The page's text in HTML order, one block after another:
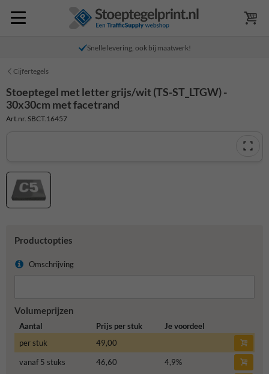
Snelle levering, ook bij maatwerk!
Cijfertegels
Stoeptegel met letter grijs/wit (TS-ST_LTGW) -
30x30cm met facetrand
Art.nr. SBCT.16457
Productopties
Omschrijving
Volumeprijzen
Aantal Prijs per stuk
Je voordeel
per stuk
49,00
vanaf 5 stuks
46,60 4,9%